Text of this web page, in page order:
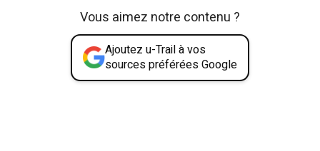
Vous aimez notre contenu ?
Ajoutez u-Trail à vos
sources préférées Google